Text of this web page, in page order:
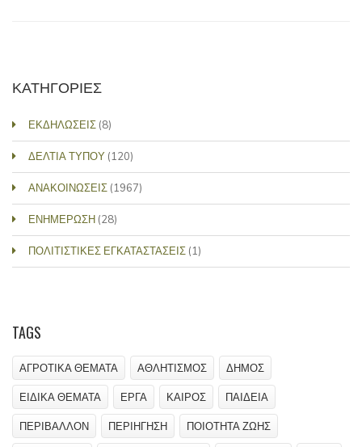
ΚΑΤΗΓΟΡΙΕΣ
ΕΚΔΗΛΩΣΕΙΣ (8)
ΔΕΛΤΙΑ ΤΥΠΟΥ (120)
ΑΝΑΚΟΙΝΩΣΕΙΣ (1967)
ΕΝΗΜΕΡΩΣΗ (28)
ΠΟΛΙΤΙΣΤΙΚΕΣ ΕΓΚΑΤΑΣΤΑΣΕΙΣ (1)
TAGS
ΑΓΡΟΤΙΚΑ ΘΕΜΑΤΑ ΑΘΛΗΤΙΣΜΟΣ ΔΗΜΟΣ
ΕΙΔΙΚΑ ΘΕΜΑΤΑ ΕΡΓΑ ΚΑΙΡΟΣ ΠΑΙΔΕΙΑ
ΠΕΡΙΒΑΛΛΟΝ ΠΕΡΙΗΓΗΣΗ ΠΟΙΟΤΗΤΑ ΖΩΗΣ